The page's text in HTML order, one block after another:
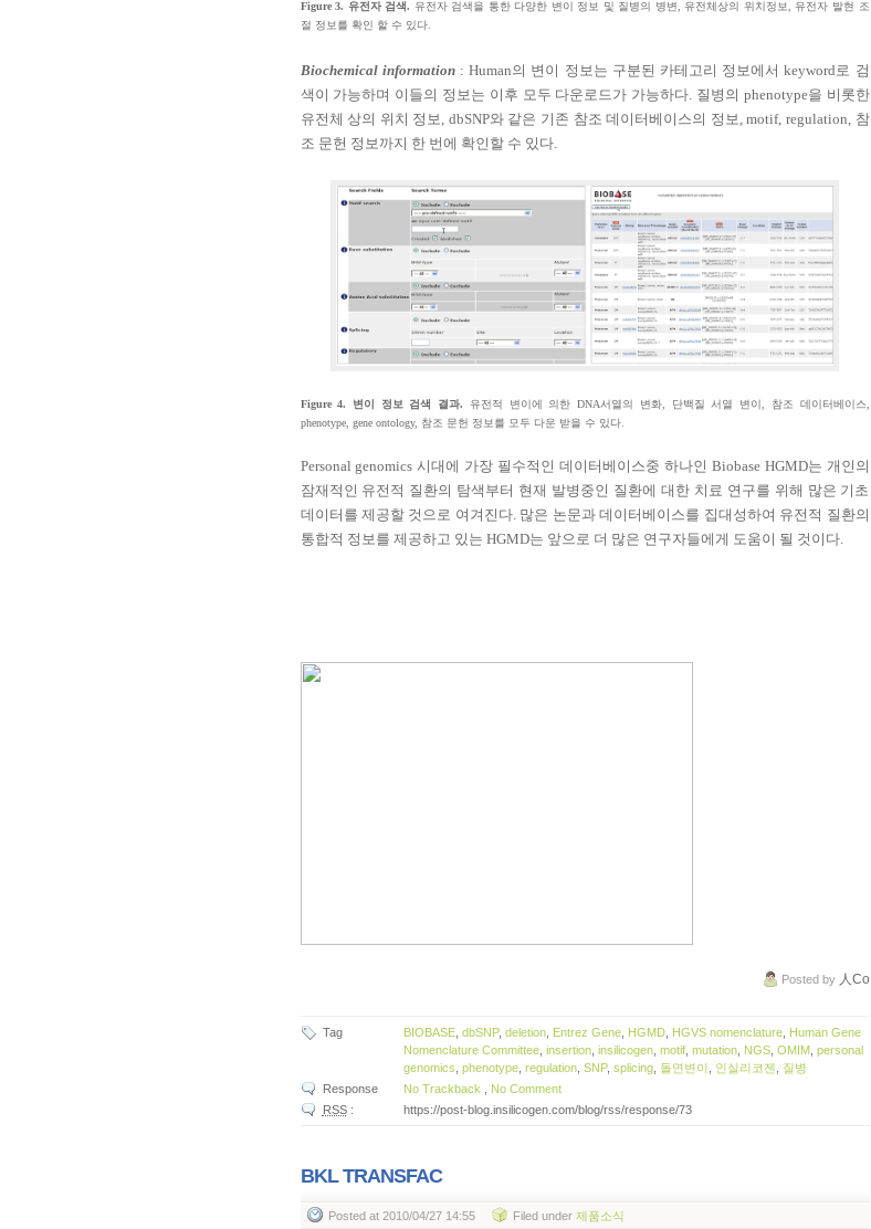
Figure 3. 유전자 검색. 유전자 검색을 통한 다양한 변이 정보 및 질병의 병변,유전체상의 위치정보,유전자 발현 조
절 정보를 확인 할 수 있다.
Biochemical information: Human의 변이 정보는 구분된 카테고리 정보에서 keyword로 검
색이 가능하며 이들의 정보는 이후 모두 다운로드가 가능하다. 질병의 phenotype을 비롯한
유전체 상의 위치 정보, dbSNP와 같은 기존 참조 데이터베이스의 정보, motif, regulation, 참
조 문헌 정보까지 한 번에 확인할 수 있다.
Figure 4. 변이 정보 검색 결과. 유전적 변이에 의한 DNA서열의 변화, 단백질 서열 변이 참조 데이터베이스
phenotype, gene ontology, 참조 문헌 정보를 모두 다운 받을 수 있다.
Personal genomics시대에 가장 필수적인 데이터베이스중 하나인 Biobase HGMD는 개인의
잠재적인 유전적 질환의 탐색부터 현재 발병중인 질환에 대한 치료 연구를 위해 많은 기초
데이터를 제공할 것으로 여겨진다. 많은 논문과 데이터베이스를 집대성하여 유전적 질환의
통합적 정보를 제공하고 있는 HGMD는 앞으로 더 많은 연구자들에게 도움이 될 것이다.
Posted by 人Co
Tag BIOBASE ,dbSNP,deletion Entrez Gene HGMD HGVS nomenclature Human Gene
Nomenclature Committee ,insertion ,insilicogen ,motif ,mutation NGS ,OMIM ,personal
genomics ,phenotype ,regulation ,SNP,splicing 돌연변이 인실리코젠
질병
Response
No Trackback
No Comment
RSS: https://post-blog.insilicogen.com/blog/rss/response/73
BKL TRANSFAC
Postedat 2010/04/27 14:55 Filed under제품소식